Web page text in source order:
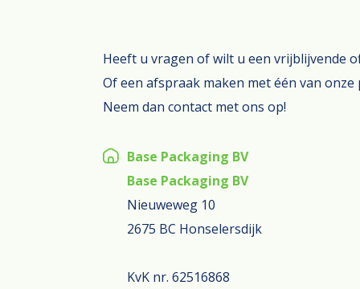
Heeft u vragen of wilt u een vrijblijvende
Of een afspraak maken met één van onze
Neem dan contact met ons op!
Base Packaging BV
Base Packaging BV
Nieuweweg 10
2675 BC Honselersdijk
KvK nr. 62516868